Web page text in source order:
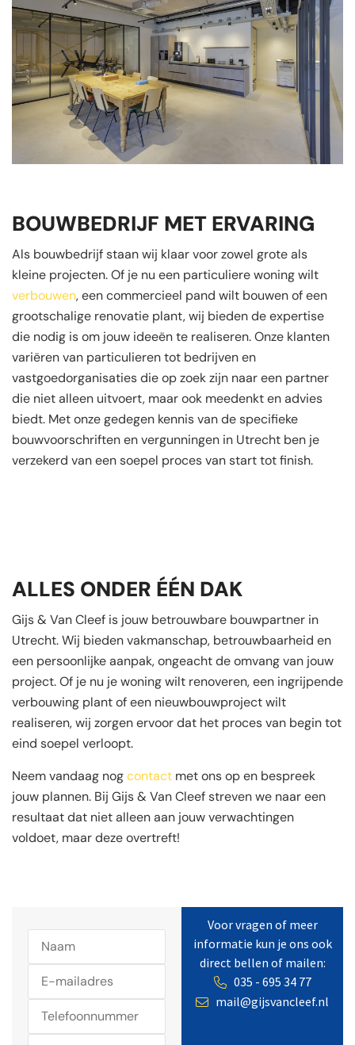
BOUWBEDRIJF MET ERVARING
Als bouwbedrijf staan wij klaar voor zowel grote als
kleine projecten. Of je nu een particuliere woning wilt
verbouwen, een commercieel pand wilt bouwen of een
grootschalige renovatie plant, wij bieden de expertise
die nodig is om jouw ideeën te realiseren. Onze klanten
variëren van particulieren tot bedrijven en
vastgoedorganisaties die op zoek zijn naar een partner
die niet alleen uitvoert, maar ook meedenkt en advies
biedt. Met onze gedegen kennis van de specifieke
bouwvoorschriften en vergunningen in Utrecht ben je
verzekerd van een soepel proces van start tot finish.
ALLES ONDER ÉÉN DAK
Gijs & Van Cleef is jouw betrouwbare bouwpartner in
Utrecht. Wij bieden vakmanschap, betrouwbaarheid en
een persoonlijke aanpak, ongeacht de omvang van jouw
project. Of je nu je woning wilt renoveren, een ingrijpende
verbouwing plant of een nieuwbouwproject wilt
realiseren, wij zorgen ervoor dat het proces van begin tot
eind soepel verloopt.
Neem vandaag nogcontact met ons op en bespreek
jouw plannen. Bij Gijs & Van Cleef streven we naar een
resultaat dat niet alleen aan jouw verwachtingen
voldoet, maar deze overtreft!
Voor vragen of meer
informatie kun je ons ook
direct bellen of mailen:
035 - 695 34 77
mail@gijsvancleef.nl